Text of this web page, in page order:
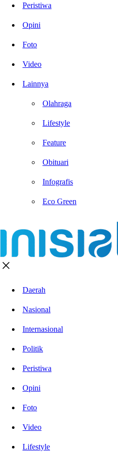
Peristiwa
Opini
Foto
Video
Lainnya
Olahraga
Lifestyle
Feature
Obituari
Infografis
Eco Green
Daerah
Nasional
Internasional
Politik
Peristiwa
Opini
Foto
Video
Lifestyle